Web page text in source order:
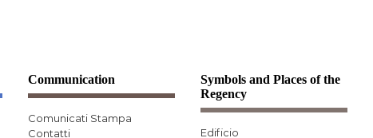
Communication
Comunicati Stampa
Contatti
Symbols and Places of the
Regency
Edificio